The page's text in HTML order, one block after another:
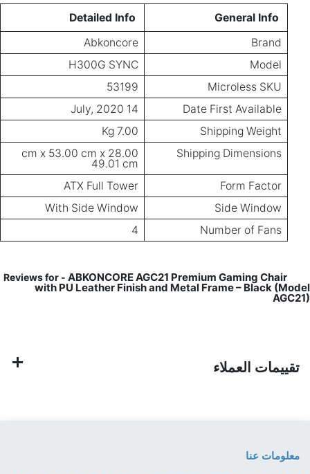
General Info
Detailed Info
Brand
Abkoncore
Model
H300G SYNC
Microless SKU
53199
Date First Available
14 July, 2020
Shipping Weight
7.00 Kg
Shipping Dimensions
28.00 cm x 53.00 cm x
49.01 cm
Form Factor
ATX Full Tower
Side Window
With Side Window
Number of Fans
4
ABKONCORE AGC21 Premium Gaming Chair
with PU Leather Finish and Metal Frame – Black (Model
AGC21)
تقييمات العملاء
معلومات عنا